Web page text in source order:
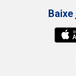
Baixe